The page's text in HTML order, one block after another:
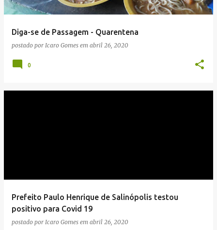
Diga-se de Passagem - Quarentena
postado por Icaro Gomes em abril 26, 2020
0
Prefeito Paulo Henrique de Salinópolis testou
positivo para Covid 19
postado por Icaro Gomes em abril 26, 2020